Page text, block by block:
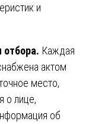
и
Каждая
актом
место,
о лице,
об